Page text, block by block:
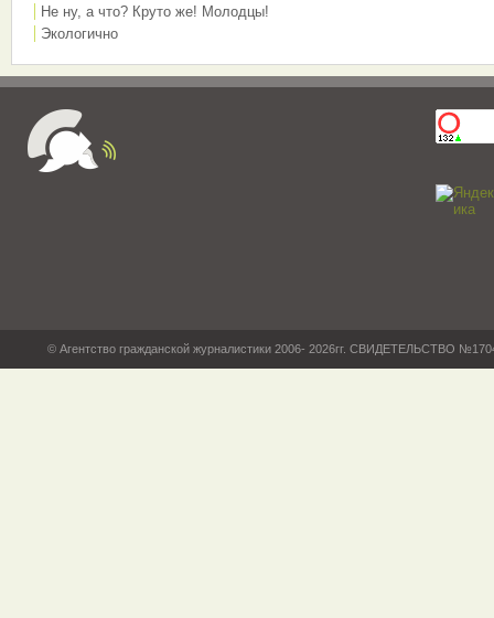
Не ну, а что? Круто же! Молодцы!
Экологично
© Агентство гражданской журналистики 2006- 2026гг. СВИДЕТЕЛЬСТВО